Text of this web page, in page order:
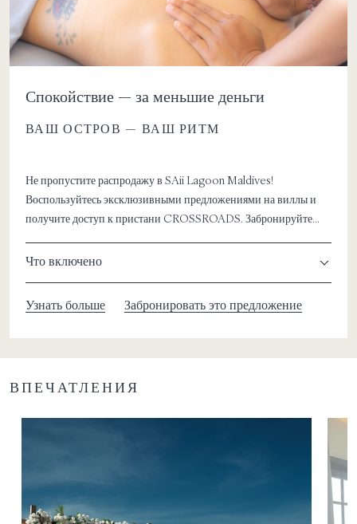
Спокойствие — за меньшие деньги
ВАШ ОСТРОВ — ВАШ РИТМ
Не пропустите распродажу в SAii Lagoon Maldives!
Воспользуйтесь эксклюзивными предложениями на виллы и
получите доступ к пристани CROSSROADS. Забронируйте
Что включено
Узнать больше Забронировать это предложение
ВПЕЧАТЛЕНИЯ